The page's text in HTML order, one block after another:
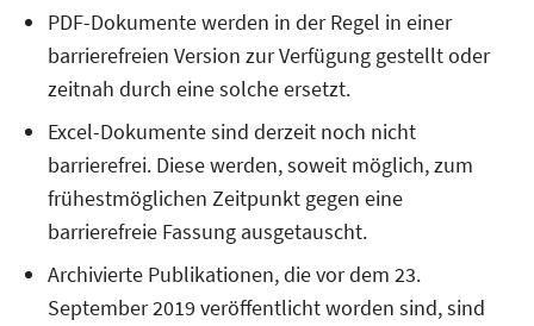
PDF-Dokumente werden in der Regel in einer
barrierefreien Version zur Verfügung gestellt oder
zeitnah durch eine solche ersetzt.
Excel-Dokumente sind derzeit noch nicht
barrierefrei. Diese werden, soweit möglich, zum
frühestmöglichen Zeitpunkt gegen eine
barrierefreie Fassung ausgetauscht.
Archivierte Publikationen, die vor dem 23.
September 2019 veröffentlicht worden sind, sind